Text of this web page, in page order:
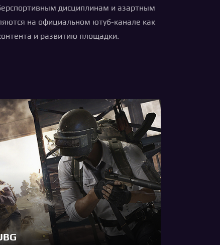
дисциплинам и азартным
на официальном ютуб-канале как
и развитию площадки.